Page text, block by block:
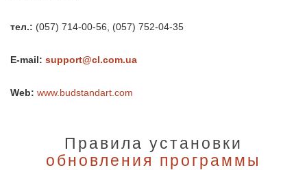
тел.: (057) 714-00-56, (057) 752-04-35
E-mail: support@cl.com.ua
Web: www.budstandart.com
Правила установки
обновления программы